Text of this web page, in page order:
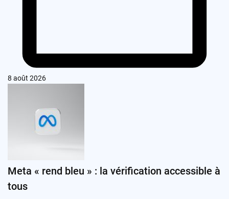
8 août 2026
Meta « rend bleu » : la vérification accessible à
tous